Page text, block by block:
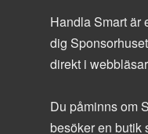
Handla Smart är
dig
direkt i
Du påminns om
besöker en butik